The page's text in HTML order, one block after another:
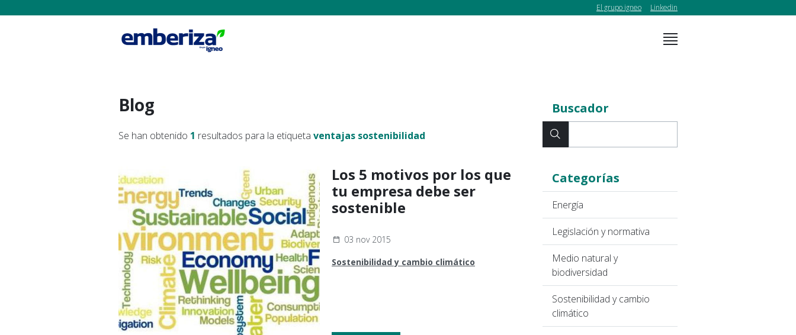
El grupo igneo Linkedin
Buscador
Categorías
Energía
Legislación y normativa
Medio natural y
biodiversidad
Sostenibilidad y cambio
climático
Blog
Se han obtenido 1 resultados para la etiqueta ventajas sostenibilidad
Los 5 motivos por los que
tu empresa debe ser
sostenible
03 nov 2015
Sostenibilidad y cambio climático